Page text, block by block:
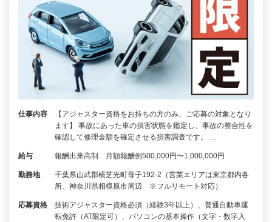
仕事内容
【アジャスター資格をお持ちの方のみ、ご応募の対象となり
ます】 事故にあった車の損害状態を鑑定し、事故の整合性を
確認して修理金額を確定させる損害調査です。 …
給与 報酬出来高制 月額報酬例500,000円〜1,000,000円
勤務地
千葉県山武郡横芝光町母子192-2（営業エリアは東京都内各
所、神奈川県相模原市周辺 ※フルリモート対応）
応募資格
技術アジャスター資格必須（経験3年以上）、普通自動車運
転免許（AT限定可）、パソコンの基本操作（文字・数字入